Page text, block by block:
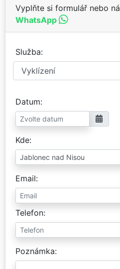
Vyplňte si formulář nebo
WhatsApp
Služba
Datum
Kde
Email
Telefon
Poznámka